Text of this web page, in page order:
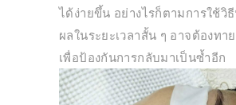
ได้ง่ายขึ้น อย่างไรก็ตามการใช้วิ
ผลในระยะเวลาสั้น ๆ อาจต้องทา
เพื่อป้องกันการกลับมาเป็นซ้ำอีก